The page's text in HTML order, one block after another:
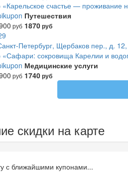
«Карельское счастье — проживание
Путешествия
руб 1870руб
«Сафари: сокровища Карелии и
Медицинские услуги
руб 1740руб
скидки на карте
с ближайшими купонами...